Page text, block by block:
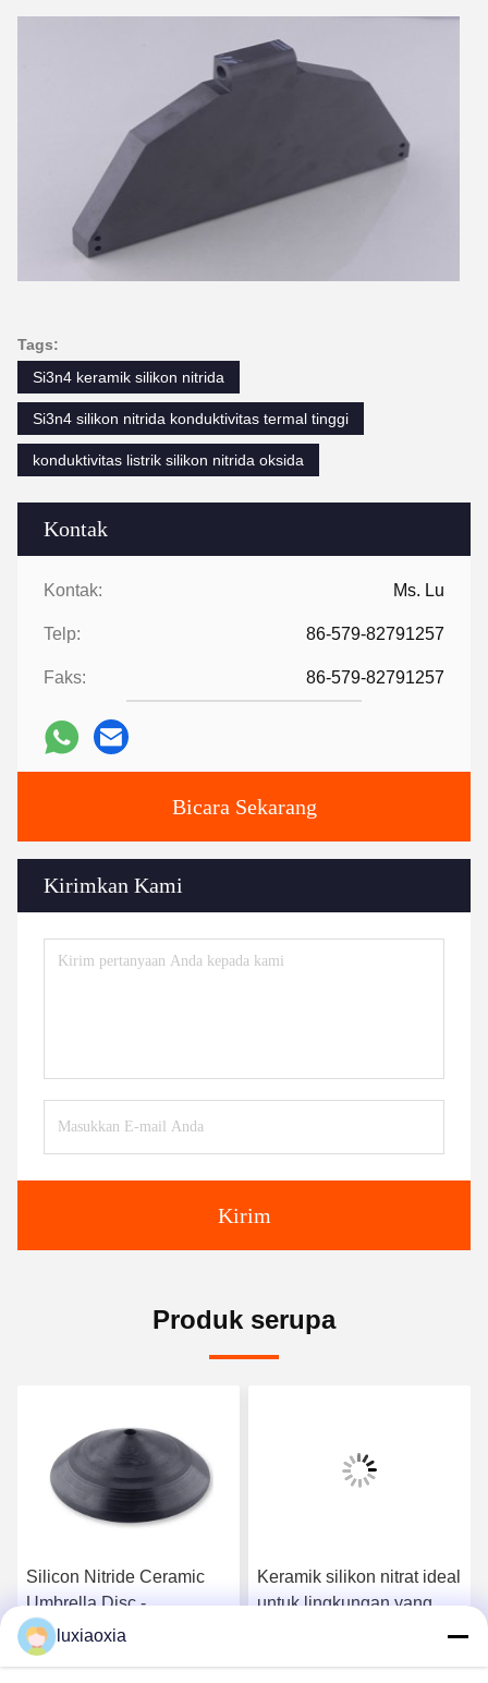
Kontak
Kontak: Ms. Lu
Telp: 86-579-82791257
Faks: 86-579-82791257
Bicara Sekarang
Kirimkan Kami
Kirim
Tags:
Si3n4 keramik silikon nitrida
Si3n4 silikon nitrida konduktivitas termal tinggi
konduktivitas listrik silikon nitrida oksida
Produk serupa
Silicon Nitride Ceramic
Umbrella Disc -
Komponen Fungsional
Suhu Tinggi Dengan
Keramik silikon nitrat ideal
untuk lingkungan yang
luxiaoxia